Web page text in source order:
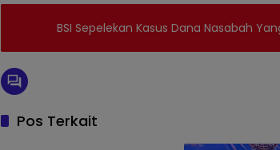
BSI Sepelekan Kasus Dana Nasabah
Pos Terkait
Daerah